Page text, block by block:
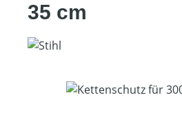
35 cm
Bildergalerie überspringen